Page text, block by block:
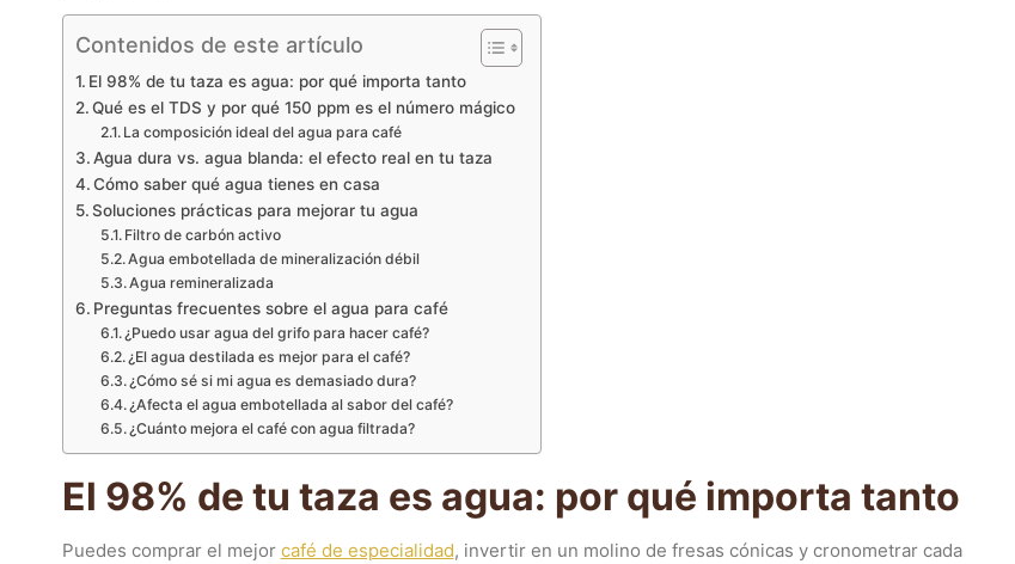
Contenidos de este artículo
El 98% de tu taza es agua: por qué importa tanto
Qué es el TDS y por qué 150 ppm es el número mágico
La composición ideal del agua para café
Agua dura vs. agua blanda: el efecto real en tu taza
Cómo saber qué agua tienes en casa
Soluciones prácticas para mejorar tu agua
Filtro de carbón activo
Agua embotellada de mineralización débil
Agua remineralizada
Preguntas frecuentes sobre el agua para café
¿Puedo usar agua del grifo para hacer café?
¿El agua destilada es mejor para el café?
¿Cómo sé si mi agua es demasiado dura?
¿Afecta el agua embotellada al sabor del café?
¿Cuánto mejora el café con agua filtrada?
El 98% de tu taza es agua: por qué importa tanto
Puedes comprar el mejor café de especialidad, invertir en un molino de fresas cónicas y cronometrar cada
EXTRACCIÓN · TUESTE · RATIO ·